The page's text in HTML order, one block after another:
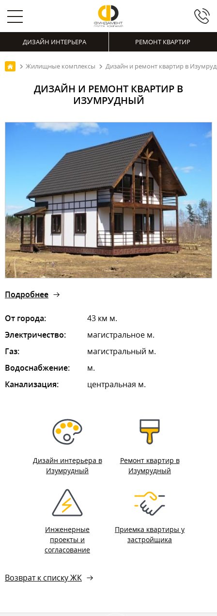
ДИЗАЙН ИНТЕРЬЕРА РЕМОНТ КВАРТИР
Жилищные комплексы Дизайн и ремонт квартир в
ДИЗАЙН И РЕМОНТ КВАРТИР В
ИЗУМРУДНЫЙ
Подробнее
От города:
43 км м.
Электричество:
магистральное м.
Газ:
магистральный м.
Водоснабжение:
м.
Канализация:
центральная м.
Дизайн интерьера в
Изумрудный
Ремонт квартир в
Изумрудный
Инженерные
проекты и
согласование
Приемка квартиры у
застройщика
Возврат к списку ЖК